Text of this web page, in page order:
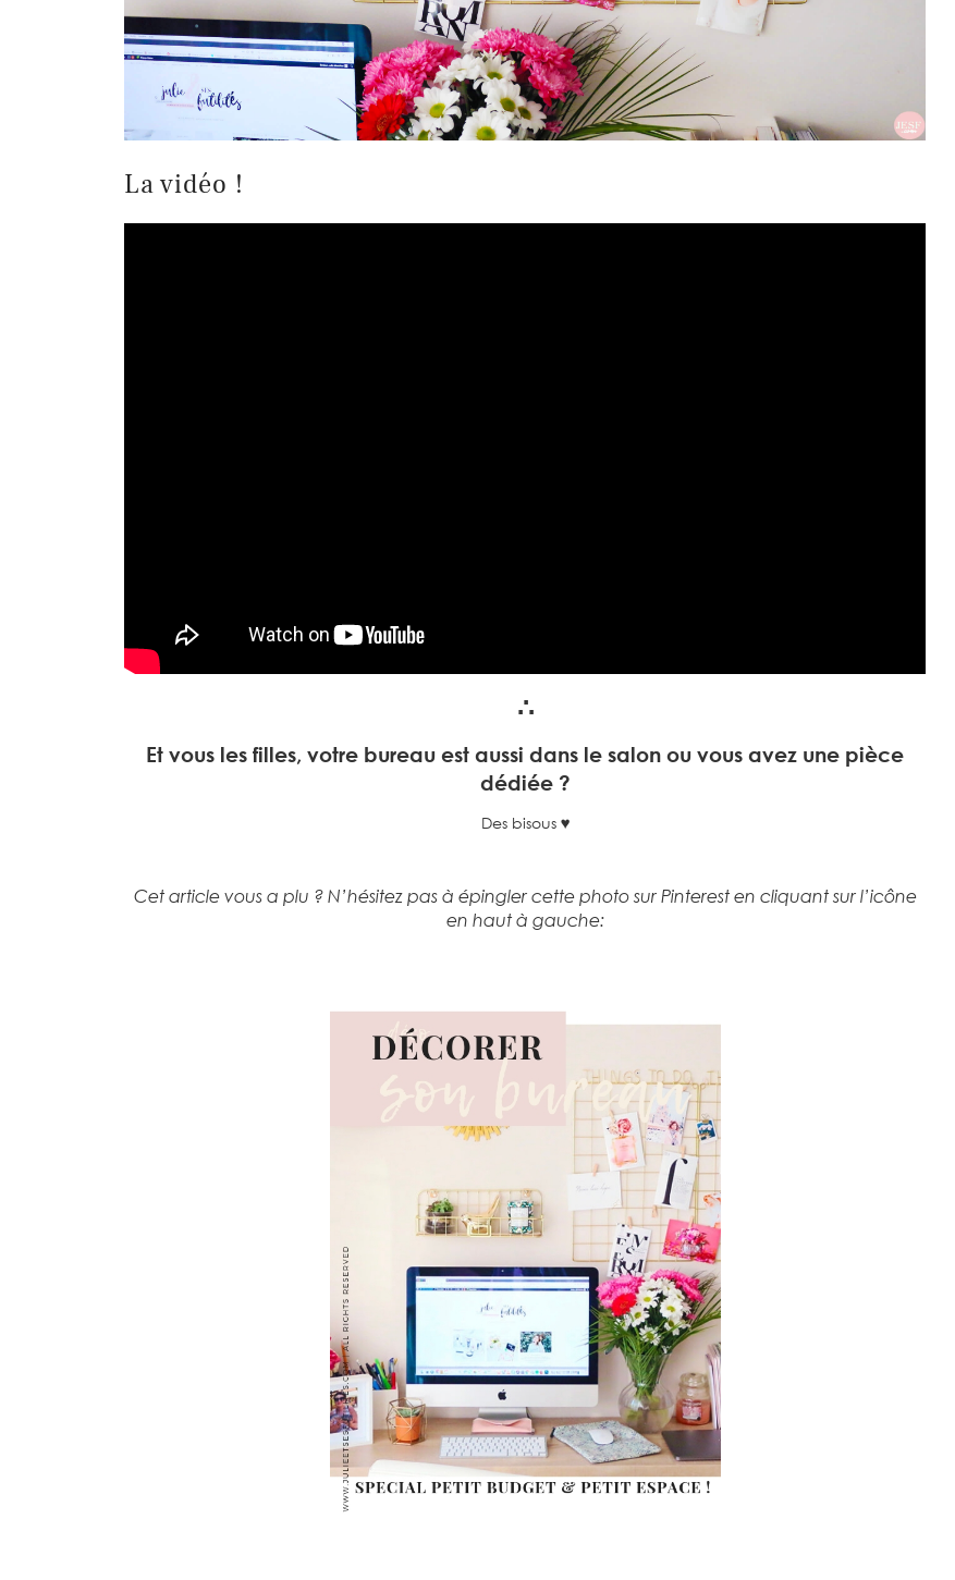
La vidéo !
∴
Et vous les filles, votre bureau est aussi dans le salon ou vous avez une pièce
dédiée ?
Des bisous ♥
Cet article vous a plu ? N’hésitez pas à épingler cette photo sur Pinterest en cliquant sur l’icône
en haut à gauche: